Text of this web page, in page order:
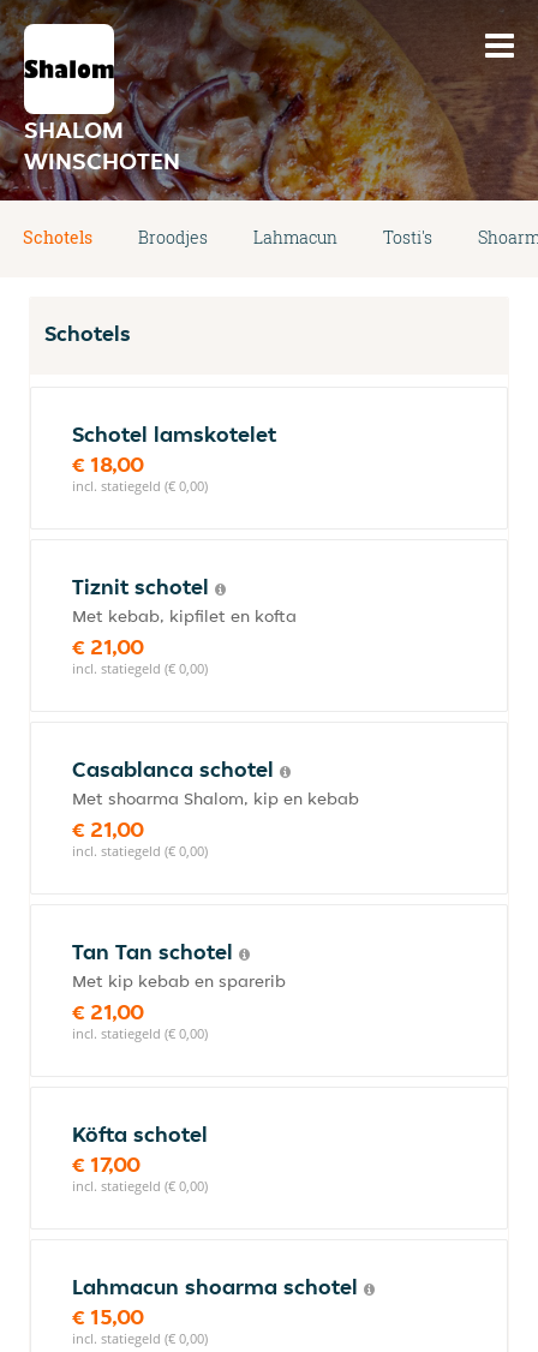
SHALOM
WINSCHOTEN
Schotels Broodjes Lahmacun Tosti's
Schotels
Schotel lamskotelet
€ 18,00
incl. statiegeld (€ 0,00)
Tiznit schotel
Met kebab, kipfilet en kofta
€ 21,00
incl. statiegeld (€ 0,00)
Casablanca schotel
Met shoarma Shalom, kip en kebab
€ 21,00
incl. statiegeld (€ 0,00)
Tan Tan schotel
Met kip kebab en sparerib
€ 21,00
incl. statiegeld (€ 0,00)
Köfta schotel
€ 17,00
incl. statiegeld (€ 0,00)
Lahmacun shoarma schotel
€ 15,00
incl. statiegeld (€ 0,00)